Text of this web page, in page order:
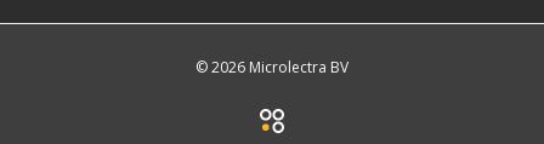
© 2026 Microlectra BV